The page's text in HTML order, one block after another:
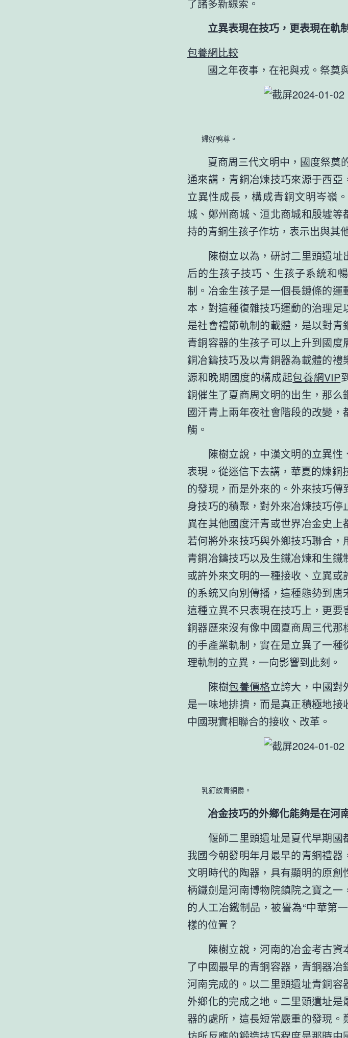
了諸多新線索。
立異表現在技巧，更表現在軌
包養網比較
國之年夜事，在祀與戎。祭奠
婦好鸮尊。
夏商周三代文明中，國度祭奠
通來講，青銅冶煉技巧來源于西
立異性成長，構成青銅文明岑嶺
城、鄭州商城、洹北商城和殷墟
持的青銅生孩子作坊，表示出與其
陳樹立以為，研討二里頭遺址
后的生孩子技巧、生孩子系統和
制。冶金生孩子是一個長鏈條的
本，對這種復雜技巧運動的治理
是社會禮節軌制的載體，是以對青
青銅容器的生孩子可以上升到國
銅冶鑄技巧及以青銅器為載體的禮
源和晚期國度的構成起包養網VIP
銅催生了夏商周文明的出生，那
國汗青上兩年夜社會階段的改變
觸。
陳樹立說，中漢文明的立異性
表現。從迷信下去講，華夏的煉銅
的發現，而是外來的。外來技巧
身技巧的積聚，對外來冶煉技巧
異在其他國度汗青或世界冶金史
若何將外來技巧與外鄉技巧聯合，
青銅冶鑄技巧以及生鐵冶煉和生
或許外來文明的一種接收、立異
的系統又向別傳播，這種態勢到唐
這種立異不只表現在技巧上，更
銅器歷來沒有像中國夏商周三代
的手產業軌制，實在是立異了一
理軌制的立異，一向影響到此刻。
陳樹包養價格立誇大，中國對
是一味地排擠，而是真正積極地
中國現實相聯合的接收、改革。
乳釘紋青銅爵。
冶金技巧的外鄉化能夠是在河
偃師二里頭遺址是夏代早期國
我國今朝發明年月最早的青銅禮器
文明時代的陶器，具有顯明的原
柄鐵劍是河南博物院鎮院之寶之
的人工冶鐵制品，被譽為“中華第
樣的位置？
陳樹立說，河南的冶金考古資
了中國最早的青銅容器，青銅器
河南完成的。以二里頭遺址青銅
外鄉化的完成之地。二里頭遺址
器的處所，這長短常嚴重的發現。